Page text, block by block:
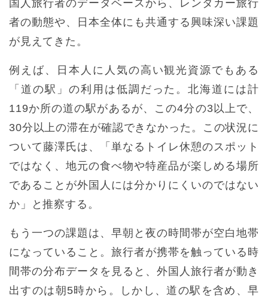
国人旅行者のデータベースから、レンタカー旅行
者の動態や、日本全体にも共通する興味深い課題
が見えてきた。
例えば、日本人に人気の高い観光資源でもある
「道の駅」の利用は低調だった。北海道には計
119か所の道の駅があるが、この4分の3以上で、
30分以上の滞在が確認できなかった。この状況に
ついて藤澤氏は、「単なるトイレ休憩のスポット
ではなく、地元の食べ物や特産品が楽しめる場所
であることが外国人には分かりにくいのではない
か」と推察する。
もう一つの課題は、早朝と夜の時間帯が空白地帯
になっていること。旅行者が携帯を触っている時
間帯の分布データを見ると、外国人旅行者が動き
出すのは朝5時から。しかし、道の駅を含め、早